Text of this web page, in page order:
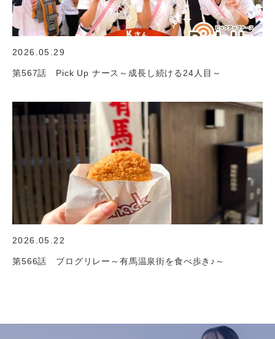
2026.05.29
第567話 Pick Up ナース～成長し続ける24人目～
2026.05.22
第566話 ブログリレー～有馬温泉街を食べ歩き♪～